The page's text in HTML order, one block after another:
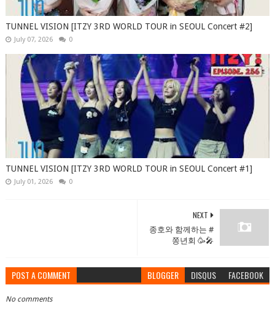
TUNNEL VISION [ITZY 3RD WORLD TOUR in SEOUL Concert #2]
July 07, 2026 0
TUNNEL VISION [ITZY 3RD WORLD TOUR in SEOUL Concert #1]
July 01, 2026 0
NEXT
종호와 함께하는 #
쫑년회 🥳🎤
POST A COMMENT BLOGGER DISQUS FACEBOOK
No comments